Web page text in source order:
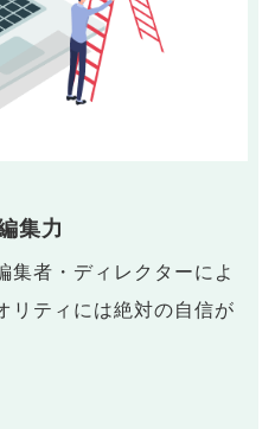
集力
集者・ディレクターによ
リティには絶対の自信が